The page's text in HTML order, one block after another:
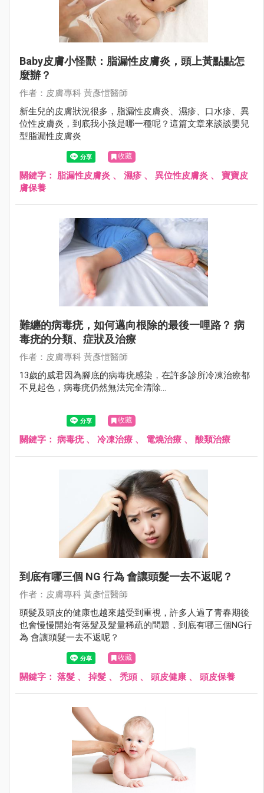
Baby皮膚小怪獸：脂漏性皮膚炎，頭上黃點點怎
麼辦？
作者：⽪膚專科 黃彥愷醫師
新生兒的皮膚狀況很多，脂漏性皮膚炎、濕疹、口水疹、異
位性皮膚炎，到底我小孩是哪一種呢？這篇文章來談談嬰兒
型脂漏性皮膚炎
收藏
關鍵字： 脂漏性皮膚炎 、 濕疹 、 異位性皮膚炎 、 寶寶皮
膚保養
難纏的病毒疣，如何邁向根除的最後一哩路？ 病
毒疣的分類、症狀及治療
作者：⽪膚專科 黃彥愷醫師
13歲的威君因為腳底的病毒疣感染，在許多診所冷凍治療都
不見起色，病毒疣仍然無法完全清除...
收藏
關鍵字： 病毒疣、 冷凍治療 、 電燒治療 、 酸類治療
到底有哪三個 NG 行為 會讓頭髮一去不返呢？
作者：⽪膚專科 黃彥愷醫師
頭髮及頭皮的健康也越來越受到重視，許多人過了青春期後
也會慢慢開始有落髮及髮量稀疏的問題，到底有哪三個NG行
為 會讓頭髮一去不返呢？
收藏
關鍵字： 落髮 、 掉髮 、 禿頭 、 頭皮健康 、 頭皮保養